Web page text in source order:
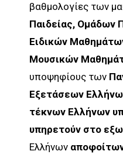
βαθμολογίες των
Παιδείας, Ομάδων
Ειδικών
Μουσικών
υποψηφίους των
Εξετάσεων
τέκνων Ελλήνων
υπηρετούν στο
Ελλήνων